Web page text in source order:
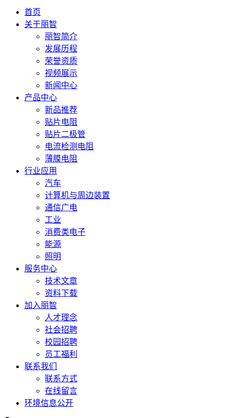
首页
关于丽智
丽智简介
发展历程
荣誉资质
视频展示
新闻中心
产品中心
新品推荐
贴片电阻
贴片二极管
电流检测电阻
薄膜电阻
行业应用
汽车
计算机与周边装置
通信广电
工业
消费类电子
能源
照明
服务中心
技术文章
资料下载
加入丽智
人才理念
社会招聘
校园招聘
员工福利
联系我们
联系方式
在线留言
环境信息公开